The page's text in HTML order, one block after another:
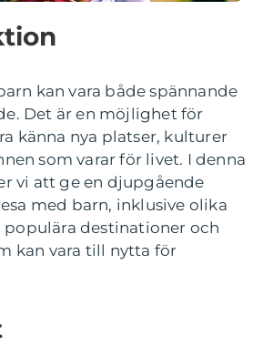
kan vara både spännande
Det är en möjlighet för
känna nya platser, kulturer
som varar för livet. I denna
vi att ge en djupgående
med barn, inklusive olika
populära destinationer och
kan vara till nytta för